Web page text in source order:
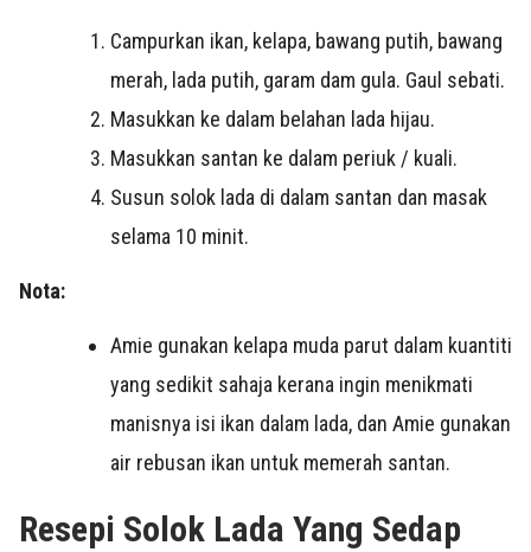
Campurkan ikan, kelapa, bawang putih, bawang
merah, lada putih, garam dam gula. Gaul sebati.
Masukkan ke dalam belahan lada hijau.
Masukkan santan ke dalam periuk / kuali.
Susun solok lada di dalam santan dan masak
selama 10 minit.
Nota:
Amie gunakan kelapa muda parut dalam kuantiti
yang sedikit sahaja kerana ingin menikmati
manisnya isi ikan dalam lada, dan Amie gunakan
air rebusan ikan untuk memerah santan.
Resepi Solok Lada Yang Sedap